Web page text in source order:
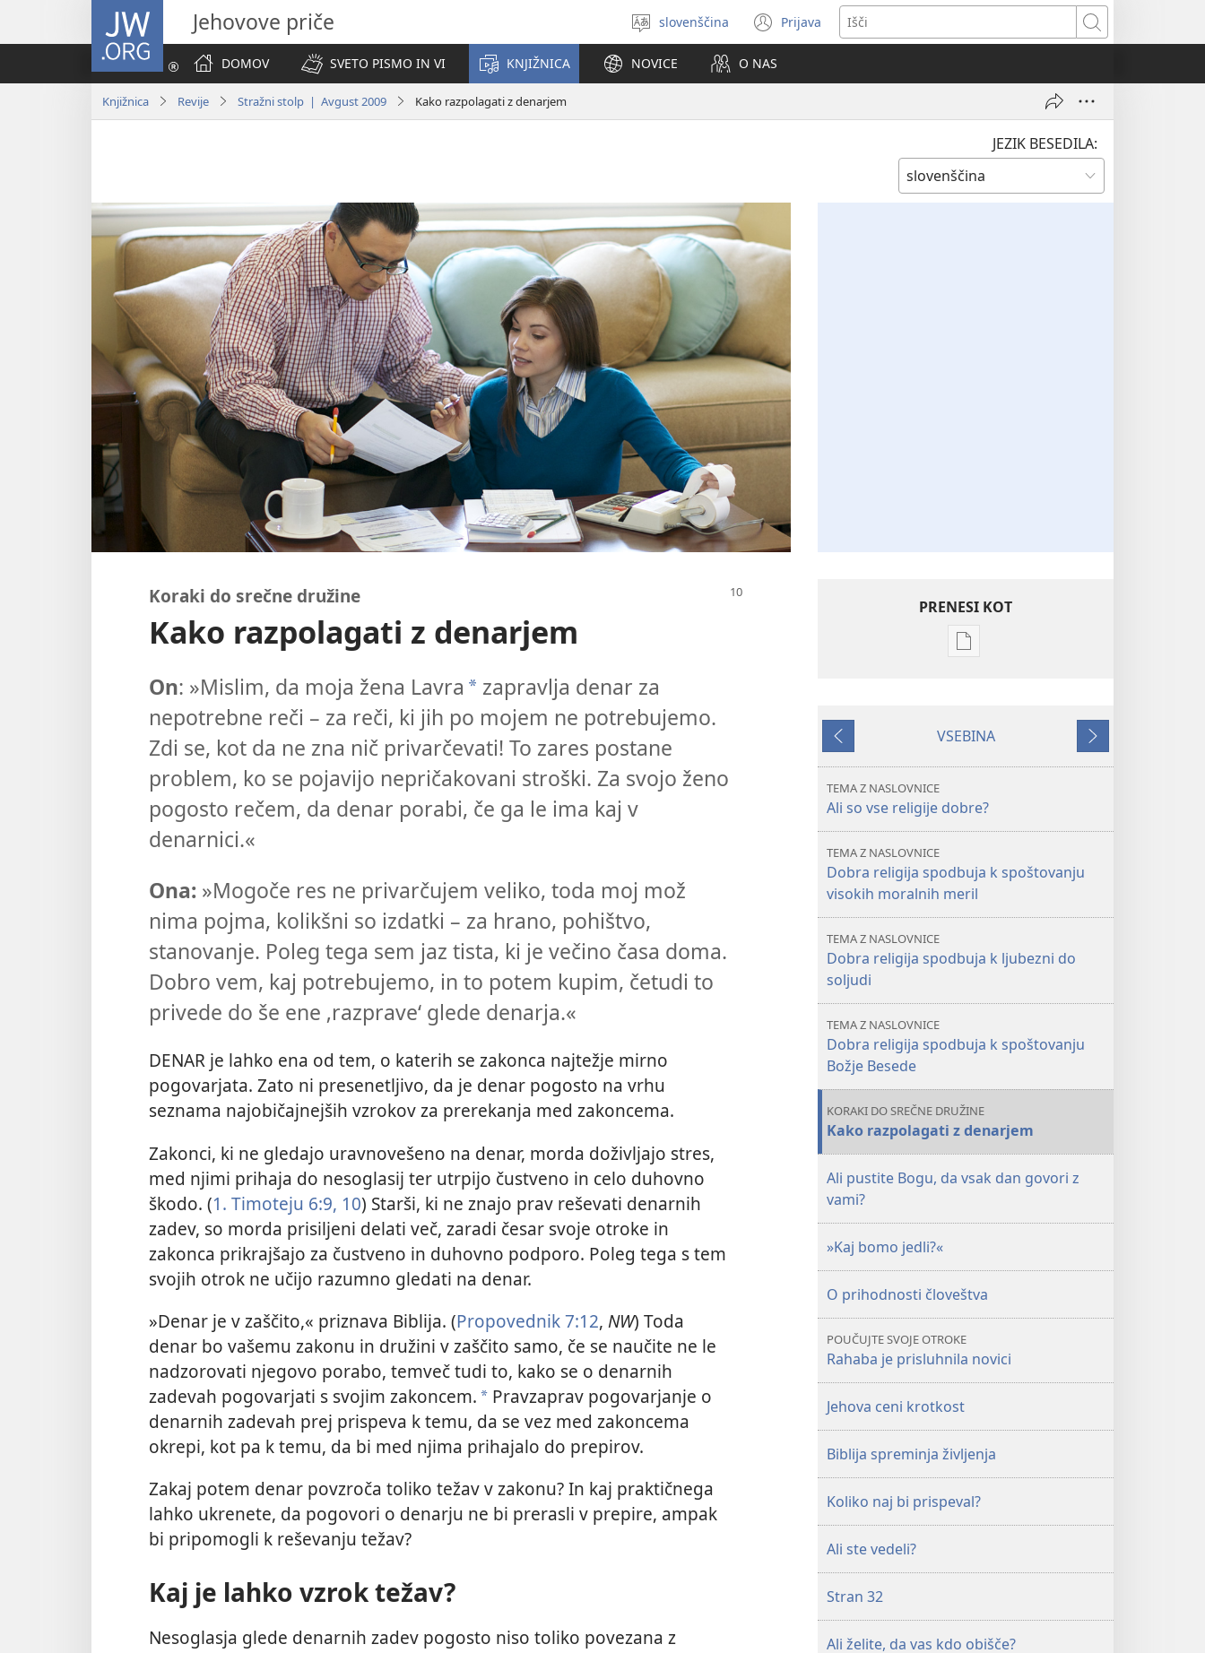
JW.ORG Jehovove priče
Izberite
jezik
slovenščina Prijava
(odpre
novo
Išči
DOMOV
SVETO PISMO IN VI KNJIŽNICA NOVICE O NAS
Knjižnica Revije Stražni stolp | Avgust 2009 Kako razpolagati z denarjem
JEZIK BESEDILA:
Koraki do srečne družine
Kako razpolagati z denarjem
On: »Mislim, da moja žena Lavra * zapravlja denar za
nepotrebne reči – za reči, ki jih po mojem ne potrebujemo.
Zdi se, kot da ne zna nič privarčevati! To zares postane
problem, ko se pojavijo nepričakovani stroški. Za svojo ženo
pogosto rečem, da denar porabi, če ga le ima kaj v
denarnici.«
Ona: »Mogoče res ne privarčujem veliko, toda moj mož
nima pojma, kolikšni so izdatki – za hrano, pohištvo,
stanovanje. Poleg tega sem jaz tista, ki je večino časa doma.
Dobro vem, kaj potrebujemo, in to potem kupim, četudi to
privede do še ene ‚razprave‘ glede denarja.«
DENAR je lahko ena od tem, o katerih se zakonca najtežje mirno
pogovarjata. Zato ni presenetljivo, da je denar pogosto na vrhu
seznama najobičajnejših vzrokov za prerekanja med zakoncema.
Zakonci, ki ne gledajo uravnovešeno na denar, morda doživljajo stres,
med njimi prihaja do nesoglasij ter utrpijo čustveno in celo duhovno
škodo. (1. Timoteju 6:9, 10) Starši, ki ne znajo prav reševati denarnih
zadev, so morda prisiljeni delati več, zaradi česar svoje otroke in
zakonca prikrajšajo za čustveno in duhovno podporo. Poleg tega s tem
svojih otrok ne učijo razumno gledati na denar.
»Denar je v zaščito,« priznava Biblija. (Propovednik 7:12, NW) Toda
denar bo vašemu zakonu in družini v zaščito samo, če se naučite ne le
nadzorovati njegovo porabo, temveč tudi to, kako se o denarnih
zadevah pogovarjati s svojim zakoncem. * Pravzaprav pogovarjanje o
denarnih zadevah prej prispeva k temu, da se vez med zakoncema
okrepi, kot pa k temu, da bi med njima prihajalo do prepirov.
Zakaj potem denar povzroča toliko težav v zakonu? In kaj praktičnega
lahko ukrenete, da pogovori o denarju ne bi prerasli v prepire, ampak
bi pripomogli k reševanju težav?
Kaj je lahko vzrok težav?
Nesoglasja glede denarnih zadev pogosto niso toliko povezana z
PRENESI KOT
Možnosti
STRAŽNI
Nazaj
VSEBINA
Naprej
TEMA Z NASLOVNICE
Ali so vse religije dobre?
TEMA Z NASLOVNICE
Dobra religija spodbuja k spoštovanju
visokih moralnih meril
TEMA Z NASLOVNICE
Dobra religija spodbuja k ljubezni do
soljudi
TEMA Z NASLOVNICE
Dobra religija spodbuja k spoštovanju
Božje Besede
KORAKI DO SREČNE DRUŽINE
Kako razpolagati z denarjem
Ali pustite Bogu, da vsak dan govori z
vami?
»Kaj bomo jedli?«
O prihodnosti človeštva
POUČUJTE SVOJE OTROKE
Rahaba je prisluhnila novici
Jehova ceni krotkost
Biblija spreminja življenja
Koliko naj bi prispeval?
Ali ste vedeli?
Stran 32
Ali želite, da vas kdo obišče?